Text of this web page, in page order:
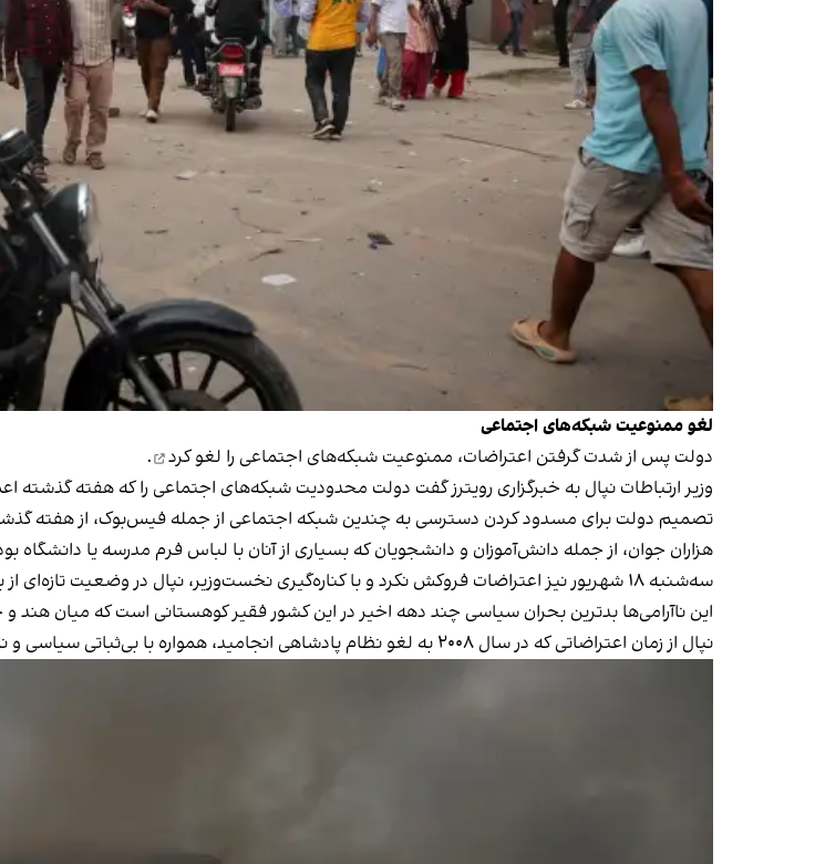
لغو ممنوعیت شبکه‌های اجتماعی
دولت پس از شدت گرفتن اعتراضات، ممنوعیت شبکه‌های اجتماعی را لغو کرد
.
وزیر ارتباطات نپال به خبرگزاری رویترز گفت دولت محدودیت شبکه‌های اجتماعی را که هفته
تصمیم دولت برای مسدود کردن دسترسی به چندین شبکه اجتماعی از جمله فیس‌بوک، از هفته
هزاران جوان، از جمله دانش‌آموزان و دانشجویان که بسیاری از آنان با لباس فرم مدرسه یا دانشگاه بودند، ۱۷ شهریور به اعتراض
سه‌شنبه ۱۸ شهریور نیز اعتراضات فروکش نکرد و با کناره‌گیری نخست‌وزیر، نپال در وضعیت تازه‌ای از بی‌ثباتی سیاسی فرو رفت.
این ناآرامی‌ها بدترین بحران سیاسی چند دهه اخیر در این کشور فقیر کوهستانی است که میان هند و
نپال از زمان اعتراضاتی که در سال ۲۰۰۸ به لغو نظام پادشاهی انجامید، همواره با بی‌ثباتی سیاسی و نااطمینانی اقتصادی دست و پنجه نرم کرده است.